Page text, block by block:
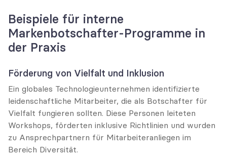
Beispiele für interne
Markenbotschafter-Programme in
der Praxis
Förderung von Vielfalt und Inklusion
Ein globales Technologieunternehmen identifizierte
leidenschaftliche Mitarbeiter, die als Botschafter für
Vielfalt fungieren sollten. Diese Personen leiteten
Workshops, förderten inklusive Richtlinien und wurden
zu Ansprechpartnern für Mitarbeiteranliegen im
Bereich Diversität.